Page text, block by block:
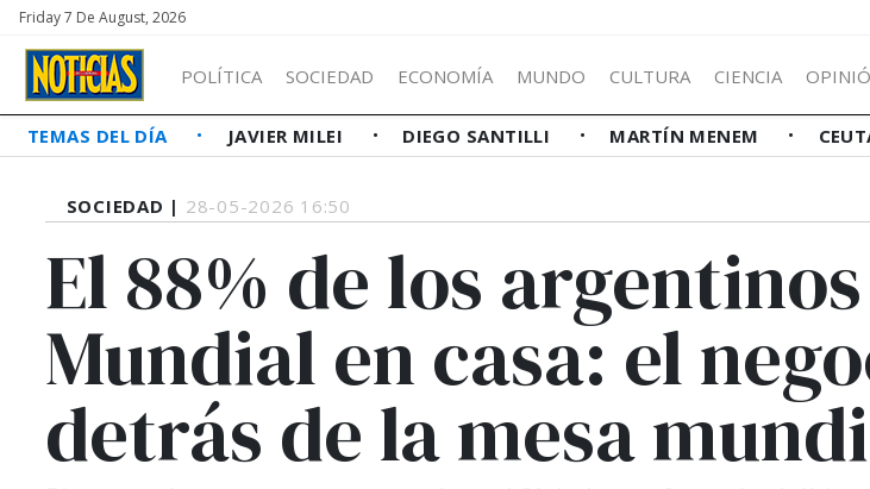
Friday 7 De August, 2026
POLÍTICA SOCIEDAD ECONOMÍA MUNDO CULTURA CIENCIA
TEMAS DEL DÍA JAVIER MILEI DIEGO SANTILLI MARTÍN MENEM
SOCIEDAD | 28-05-2026 16:50
El 88% de los
Mundial en casa: el
detrás de la mesa